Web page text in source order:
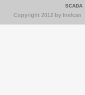
SCADA
Copyright 2012 by Inelcan